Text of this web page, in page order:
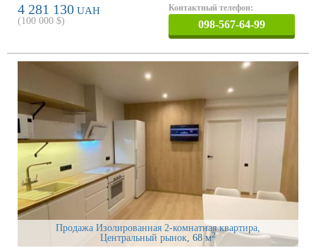
4 281 130 UAH
(100 000 $)
Контактный телефон:
098-567-64-99
Продажа Изолированная 2-комнатная квартира,
Центральный рынок, 68 м2